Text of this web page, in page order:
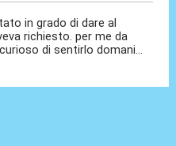
in grado di dare al
richiesto. per me da
di sentirlo domani...